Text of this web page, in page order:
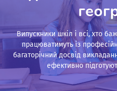
Випускники шкіл і всі, хто
працюватимуть із
багаторічний досвід
ефективно